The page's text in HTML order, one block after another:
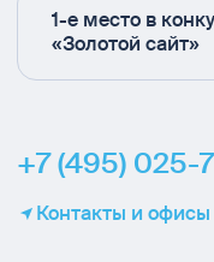
1-е место в
«Золотой сайт»
+7 (495) 025-
Контакты и офисы